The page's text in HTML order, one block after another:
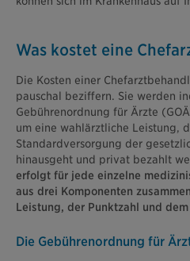
Was kostet eine
Die Kosten einer
pauschal beziffern. Sie werden
Gebührenordnung für Ärzte
um eine wahlärztliche Leistung,
Standardversorgung der
hinausgeht und privat bezahlt
erfolgt für jede einzelne
aus drei Komponenten
Leistung, der Punktzahl und
Die Gebührenordnung für